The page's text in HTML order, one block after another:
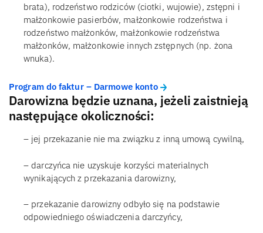
brata), rodzeństwo rodziców (ciotki, wujowie), zstępni i
małżonkowie pasierbów, małżonkowie rodzeństwa i
rodzeństwo małżonków, małżonkowie rodzeństwa
małżonków, małżonkowie innych zstępnych (np. żona
wnuka).
Program do faktur – Darmowe konto
Darowizna będzie uznana, jeżeli zaistnieją
następujące okoliczności:
– jej przekazanie nie ma związku z inną umową cywilną,
– darczyńca nie uzyskuje korzyści materialnych
wynikających z przekazania darowizny,
– przekazanie darowizny odbyło się na podstawie
odpowiedniego oświadczenia darczyńcy,